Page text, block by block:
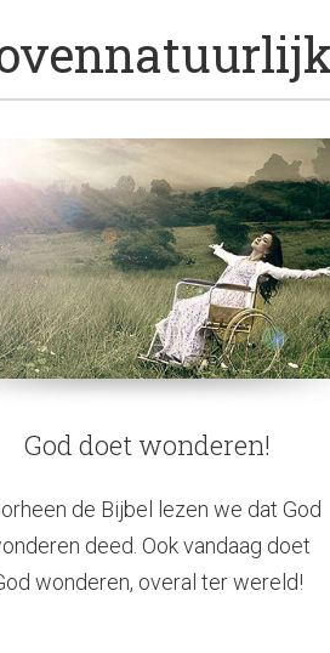
God doet wonderen!
de Bijbel lezen we dat God
deed. Ook vandaag doet
wonderen, overal ter wereld!